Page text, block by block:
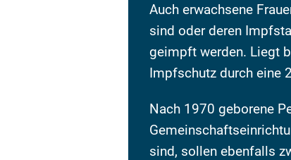
Auch erwachsene
sind oder deren
geimpft werden. Liegt
Impfschutz durch eine
Nach 1970 geborene
sind, sollen ebenfalls